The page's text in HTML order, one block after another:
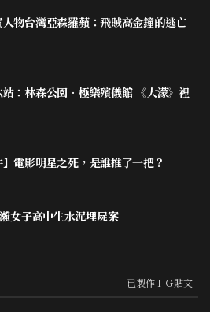
人物台灣亞森羅蘋：飛賊高金鐘的逃亡
站：林森公園．極樂殯儀館 《大濛》裡
】電影明星之死，是誰推了一把？
女子高中生水泥埋屍案
已製作ＩＧ貼文